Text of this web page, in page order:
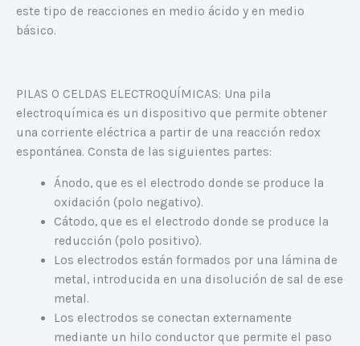
este tipo de reacciones en medio ácido y en medio
básico.
PILAS O CELDAS ELECTROQUÍMICAS: Una pila
electroquímica es un dispositivo que permite obtener
una corriente eléctrica a partir de una reacción redox
espontánea. Consta de las siguientes partes:
Ánodo, que es el electrodo donde se produce la
oxidación (polo negativo).
Cátodo, que es el electrodo donde se produce la
reducción (polo positivo).
Los electrodos están formados por una lámina de
metal, introducida en una disolución de sal de ese
metal.
Los electrodos se conectan externamente
mediante un hilo conductor que permite el paso